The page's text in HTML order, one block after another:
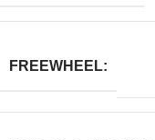
FREEWHEEL: